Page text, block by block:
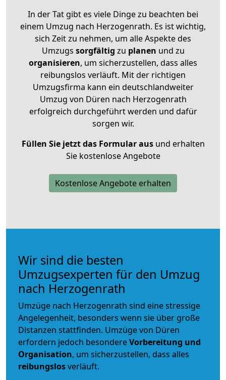
In der Tat gibt es viele Dinge zu beachten bei
einem Umzug nach Herzogenrath. Es ist wichtig,
sich Zeit zu nehmen, um alle Aspekte des
Umzugs sorgfältig zu planen und zu
organisieren, um sicherzustellen, dass alles
reibungslos verläuft. Mit der richtigen
Umzugsfirma kann ein deutschlandweiter
Umzug von Düren nach Herzogenrath
erfolgreich durchgeführt werden und dafür
sorgen wir.
Füllen Sie jetzt das Formular ausund erhalten
Sie kostenlose Angebote
Kostenlose Angebote erhalten
Wir sind die besten
Umzugsexperten für den Umzug
nach Herzogenrath
Umzüge nach Herzogenrath sind eine stressige
Angelegenheit, besonders wenn sie über große
Distanzen stattfinden. Umzüge von Düren
erfordern jedoch besondereVorbereitung und
Organisation, um sicherzustellen, dass alles
reibungslosverläuft.